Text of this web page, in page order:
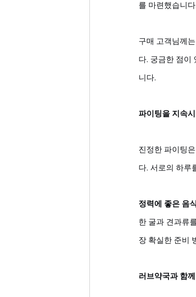
를 마련했습니
구매 고객님께
다. 궁금한 점이
니다.
파이팅을 지속
진정한 파이팅
다. 서로의 하루
정력에 좋은 음식
한 굴과 견과류
장 확실한 준비
러브약국과 함